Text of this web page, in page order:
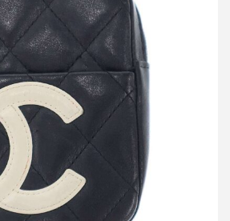
ン ココマーク シガレットケース ポーチ
買取金額20,400円
詳しく見る